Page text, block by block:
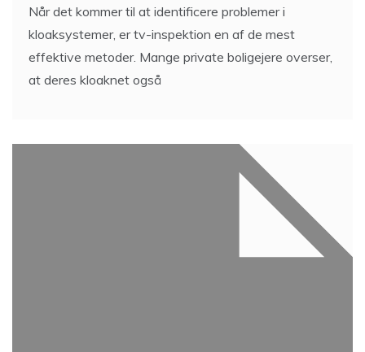
Når det kommer til at identificere problemer i
kloaksystemer, er tv-inspektion en af de mest
effektive metoder. Mange private boligejere overser,
at deres kloaknet også